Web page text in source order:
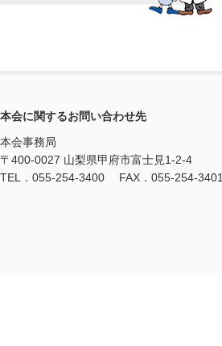
本会に関するお問い合わせ先
本会事務局
〒400-0027 山梨県甲府市富士見1-2-4
TEL．055-254-3400 FAX．055-254-3401